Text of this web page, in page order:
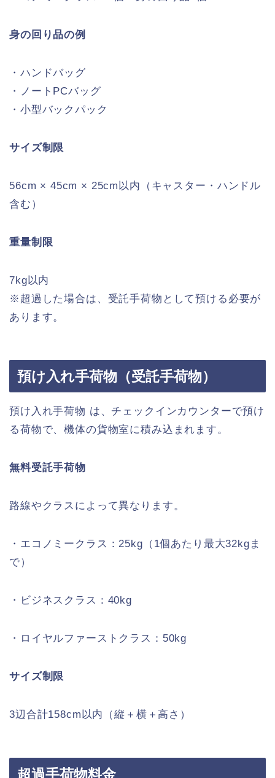
身の回り品の例
・ハンドバッグ
・ノートPCバッグ
・小型バックパック
サイズ制限
56cm × 45cm × 25cm以内（キャスター・ハンドル
含む）
重量制限
7kg以内
※超過した場合は、受託手荷物として預ける必要が
あります。
預け入れ手荷物（受託手荷物）
預け入れ手荷物 は、チェックインカウンターで預け
る荷物で、機体の貨物室に積み込まれます。
無料受託手荷物
路線やクラスによって異なります。
・エコノミークラス：25kg（1個あたり最大32kgま
で）
・ビジネスクラス：40kg
・ロイヤルファーストクラス：50kg
サイズ制限
3辺合計158cm以内（縦＋横＋高さ）
超過手荷物料金